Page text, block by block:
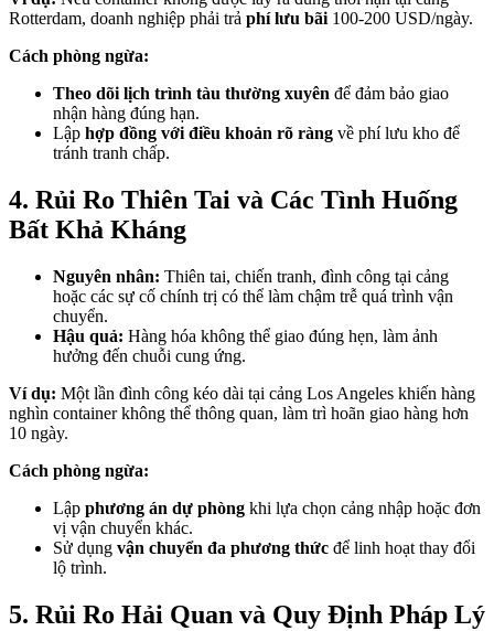
Rotterdam, doanh nghiệp phải trả phí lưu bãi 100-200 USD/ngày.
Cách phòng ngừa:
Theo dõi lịch trình tàu thường xuyên để đảm bảo giao
nhận hàng đúng hạn.
Lập hợp đồng với điều khoản rõ ràng về phí lưu kho để
tránh tranh chấp.
4. Rủi Ro Thiên Tai và Các Tình Huống
Bất Khả Kháng
Nguyên nhân: Thiên tai, chiến tranh, đình công tại cảng
hoặc các sự cố chính trị có thể làm chậm trễ quá trình vận
chuyển.
Hậu quả: Hàng hóa không thể giao đúng hẹn, làm ảnh
hưởng đến chuỗi cung ứng.
Ví dụ: Một lần đình công kéo dài tại cảng Los Angeles khiến hàng
nghìn container không thể thông quan, làm trì hoãn giao hàng hơn
10 ngày.
Cách phòng ngừa:
Lập phương án dự phòng khi lựa chọn cảng nhập hoặc đơn
vị vận chuyển khác.
Sử dụng vận chuyển đa phương thức để linh hoạt thay đổi
lộ trình.
5. Rủi Ro Hải Quan và Quy Định Pháp Lý